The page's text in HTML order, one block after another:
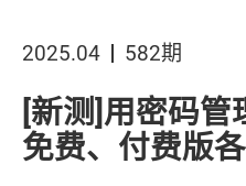
2025.04 582期
[新测]用密码管
免费、付费版